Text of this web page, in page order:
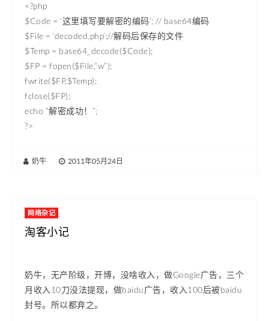
<?php
$Code = ‘这里填写要解密的编码’; // base64编码
$File = ‘decoded.php’;//解码后保存的文件
$Temp = base64_decode($Code);
$FP = fopen($File,”w”);
fwrite($FP,$Temp);
fclose($FP);
echo “解密成功！”;
?>
奶牛 2011年05月24日
网络杂记
淘客小记
奶牛，无产阶级，开博，没啥收入，做Google广告，三个
月收入10刀没法提现，做baidu广告，收入100后被baidu
封号。所以都弃之。